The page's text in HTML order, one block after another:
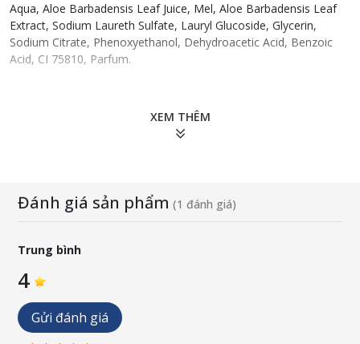
Aqua, Aloe Barbadensis Leaf Juice, Mel, Aloe Barbadensis Leaf
Extract, Sodium Laureth Sulfate, Lauryl Glucoside, Glycerin,
Sodium Citrate, Phenoxyethanol, Dehydroacetic Acid, Benzoic
Acid, CI 75810, Parfum.
XEM THÊM
Đánh giá sản phẩm (1 đánh giá)
Trung bình
4
Gửi đánh giá